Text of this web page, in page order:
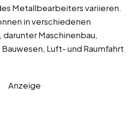
Metallbearbeiters variieren.
in verschiedenen
Maschinenbau,
Luft- und Raumfahrt
Anzeige